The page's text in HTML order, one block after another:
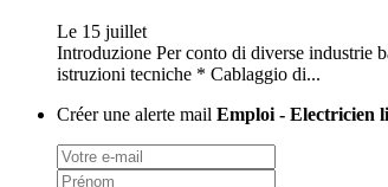
Le 15 juillet
Introduzione Per conto di diverse industrie
istruzioni tecniche * Cablaggio di...
Créer une alerte mail Emploi - Electricien